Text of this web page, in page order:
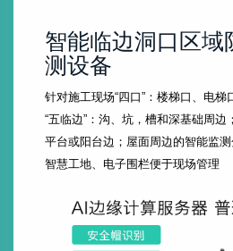
智能临边洞口区域
测设备
针对施工现场“四口”：楼梯口、电梯
“五临边”：沟、坑，槽和深基础周边
平台或阳台边；屋面周边的智能监
智慧工地、电子围栏便于现场管理